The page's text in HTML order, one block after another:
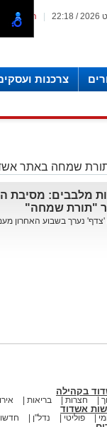
המייל
צרכנות
שמחה באתר
מלבבים: מסיבת
"תורת שמחה"
נערך בשבוע האחרון
בקהילה
חצרות בריאות
אשדוד
פוליטי נדל"ן